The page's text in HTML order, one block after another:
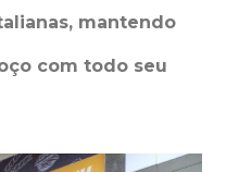
mantendo
com todo seu